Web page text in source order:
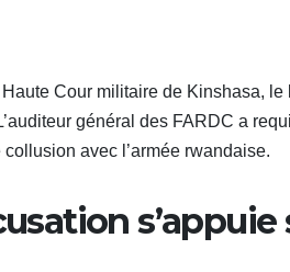
Cour militaire de Kinshasa,
général des FARDC a
collusion avec l’armée rwandaise.